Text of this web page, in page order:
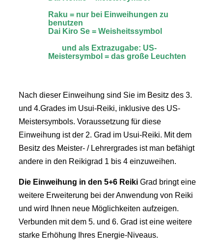
Raku = nur bei Einweihungen zu
benutzen
Dai Kiro Se = Weisheitssymbol
und als Extrazugabe: US-
Meistersymbol = das große Leuchten
Nach dieser Einweihung sind Sie im Besitz des 3.
und 4.Grades im Usui-Reiki, inklusive des US-
Meistersymbols. Voraussetzung für diese
Einweihung ist der 2. Grad im Usui-Reiki. Mit dem
Besitz des Meister- / Lehrergrades ist man befähigt
andere in den Reikigrad 1 bis 4 einzuweihen.
Die Einweihung in den 5+6 Reiki Grad bringt eine
weitere Erweiterung bei der Anwendung von Reiki
und wird Ihnen neue Möglichkeiten aufzeigen.
Verbunden mit dem 5. und 6. Grad ist eine weitere
starke Erhöhung Ihres Energie-Niveaus.